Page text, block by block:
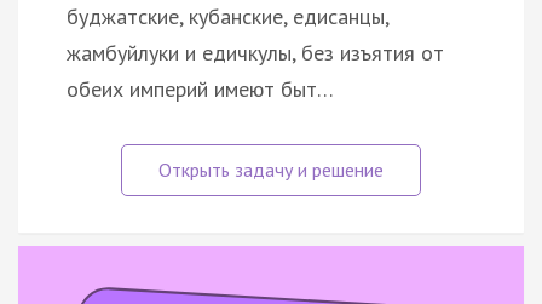
буджатские, кубанские, едисанцы,
жамбуйлуки и едичкулы, без изъятия от
обеих империй имеют быт…